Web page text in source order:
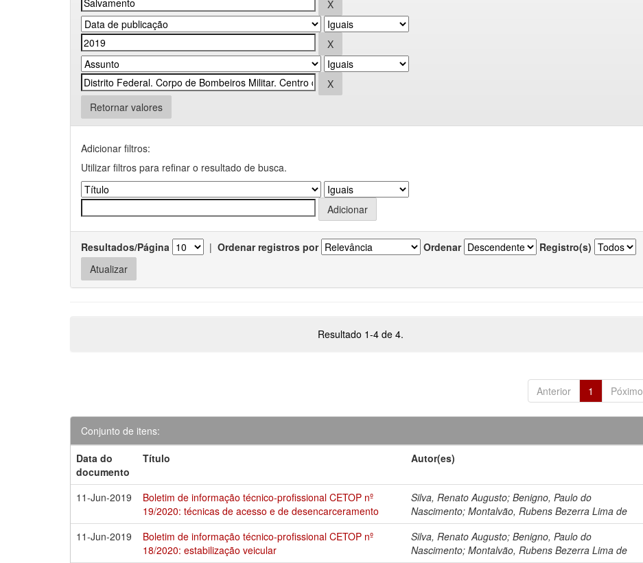
Retornar valores
Adicionar filtros:
Utilizar filtros para refinar o resultado de busca.
Resultados/Página | Ordenar registros por Ordenar Registro(s)
Resultado 1-4 de 4.
Anterior 1 Póximo
Conjunto de itens:
Data do
documento
Título Autor(es)
11-Jun-2019
Boletim de informação técnico-profissional CETOP nº
19/2020: técnicas de acesso e de desencarceramento
Silva, Renato Augusto; Benigno, Paulo do
Nascimento; Montalvão, Rubens Bezerra Lima de
11-Jun-2019
Boletim de informação técnico-profissional CETOP nº
18/2020: estabilização veicular
Silva, Renato Augusto; Benigno, Paulo do
Nascimento; Montalvão, Rubens Bezerra Lima de